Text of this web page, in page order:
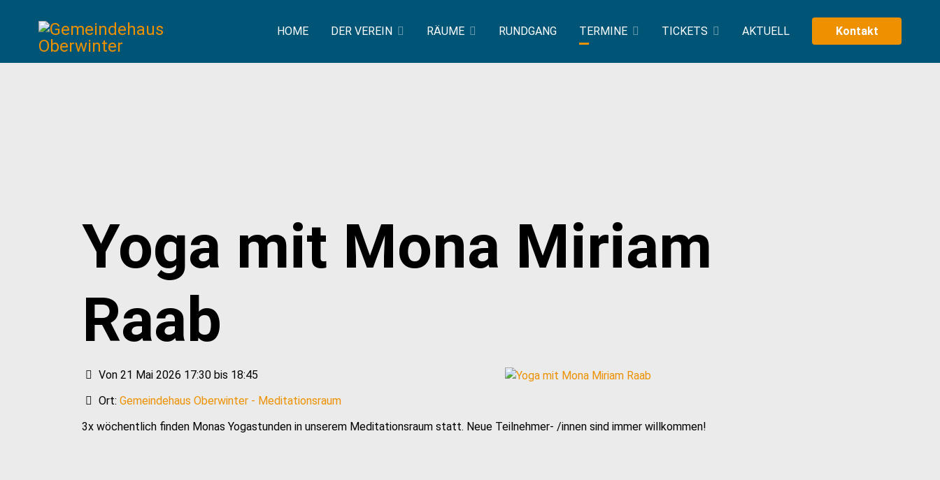
Kontakt
HOME DER VEREIN RÄUME RUNDGANG TERMINE TICKETS AKTUELL
Yoga mit Mona Miriam
Raab
Von 21 Mai 2026 17:30 bis 18:45
Ort: Gemeindehaus Oberwinter - Meditationsraum
3x wöchentlich finden Monas Yogastunden in unserem Meditationsraum statt. Neue Teilnehmer- /innen sind immer willkommen!